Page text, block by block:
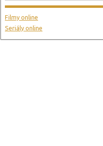
Filmy online
Seriály online